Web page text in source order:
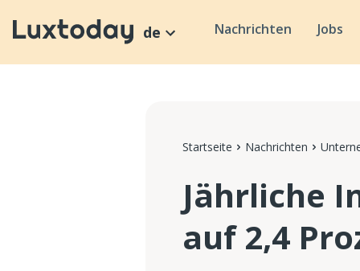
de Nachrichten Jobs
Startseite Nachrichten
Jährliche
auf 2,4